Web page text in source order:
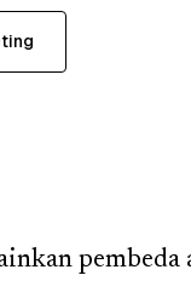
pembeda